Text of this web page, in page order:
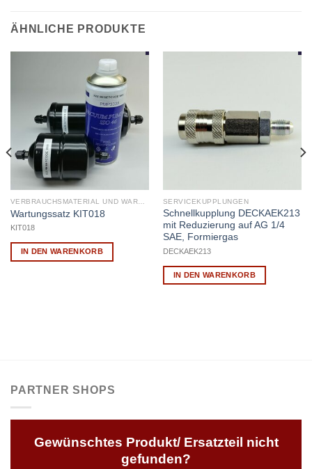
ÄHNLICHE PRODUKTE
Wartungssatz KIT018
KIT018
IN DEN WARENKORB
SERVICEKUPPLUNGEN
Schnellkupplung DECKAEK213
mit Reduzierung auf AG 1/4
SAE, Formiergas
DECKAEK213
IN DEN WARENKORB
PARTNER SHOPS
Gewünschtes Produkt/ Ersatzteil nicht
gefunden?